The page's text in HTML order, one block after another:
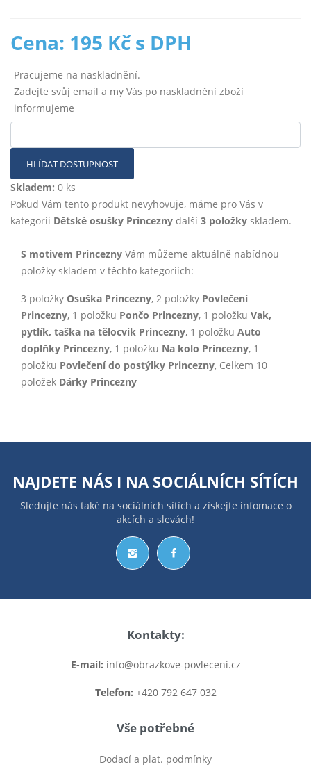
Cena: 195 Kč s DPH
Pracujeme na naskladnění.
Zadejte svůj email a my Vás po naskladnění zboží
informujeme
HLÍDAT DOSTUPNOST
Skladem: 0 ks
Pokud Vám tento produkt nevyhovuje, máme pro Vás v
kategorii Dětské osušky Princezny další 3 položky skladem.
S motivem Princezny Vám můžeme aktuálně nabídnou
položky skladem v těchto kategoriích:
3 položky Osuška Princezny, 2 položky Povlečení
Princezny, 1 položku Pončo Princezny, 1 položku Vak,
pytlík, taška na tělocvik Princezny, 1 položku Auto
doplňky Princezny, 1 položku Na kolo Princezny, 1
položku Povlečení do postýlky Princezny, Celkem 10
položek Dárky Princezny
NAJDETE NÁS I NA SOCIÁLNÍCH SÍTÍCH
Sledujte nás také na sociálních sítích a získejte infomace o
akcích a slevách!
Kontakty:
E-mail: info@obrazkove-povleceni.cz
Telefon: +420 792 647 032
Vše potřebné
Dodací a plat. podmínky